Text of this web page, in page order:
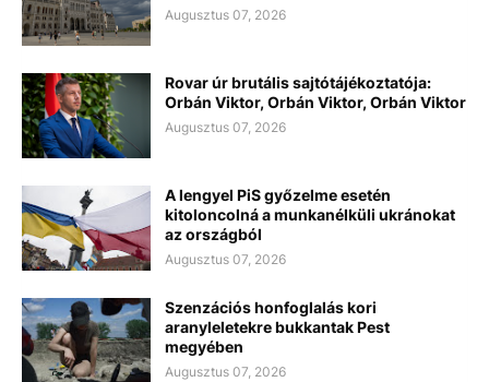
Augusztus 07, 2026
Rovar úr brutális sajtótájékoztatója:
Orbán Viktor, Orbán Viktor, Orbán Viktor
Augusztus 07, 2026
A lengyel PiS győzelme esetén
kitoloncolná a munkanélküli ukránokat
az országból
Augusztus 07, 2026
Szenzációs honfoglalás kori
aranyleletekre bukkantak Pest
megyében
Augusztus 07, 2026